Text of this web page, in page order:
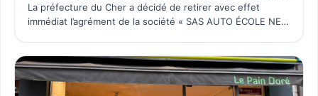
La préfecture du Cher a décidé de retirer avec effet
immédiat l’agrément de la société « SAS AUTO ÉCOLE NEW